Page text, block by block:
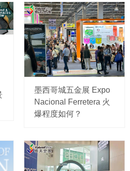
墨西哥城五金展 Expo
Nacional Ferretera 火
爆程度如何？